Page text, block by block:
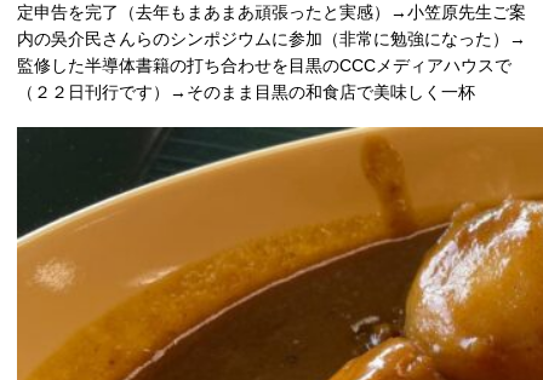
定申告を完了（去年もまあまあ頑張ったと実感）→小笠原先生ご案
内の吳介民さんらのシンポジウムに参加（非常に勉強になった）→
監修した半導体書籍の打ち合わせを目黒のCCCメディアハウスで
（２２日刊行です）→そのまま目黒の和食店で美味しく一杯